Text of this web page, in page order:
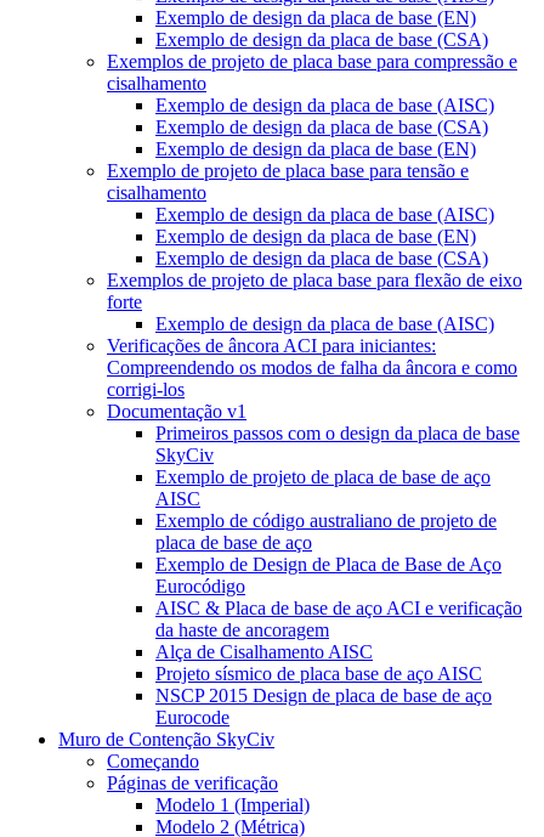
Exemplo de design da placa de base (EN)
Exemplo de design da placa de base (CSA)
Exemplos de projeto de placa base para compressão e
cisalhamento
Exemplo de design da placa de base (AISC)
Exemplo de design da placa de base (CSA)
Exemplo de design da placa de base (EN)
Exemplo de projeto de placa base para tensão e
cisalhamento
Exemplo de design da placa de base (AISC)
Exemplo de design da placa de base (EN)
Exemplo de design da placa de base (CSA)
Exemplos de projeto de placa base para flexão de eixo
forte
Exemplo de design da placa de base (AISC)
Verificações de âncora ACI para iniciantes:
Compreendendo os modos de falha da âncora e como
corrigi-los
Documentação v1
Primeiros passos com o design da placa de base
SkyCiv
Exemplo de projeto de placa de base de aço
AISC
Exemplo de código australiano de projeto de
placa de base de aço
Exemplo de Design de Placa de Base de Aço
Eurocódigo
AISC & Placa de base de aço ACI e verificação
da haste de ancoragem
Alça de Cisalhamento AISC
Projeto sísmico de placa base de aço AISC
NSCP 2015 Design de placa de base de aço
Eurocode
Muro de Contenção SkyCiv
Começando
Páginas de verificação
Modelo 1 (Imperial)
Modelo 2 (Métrica)